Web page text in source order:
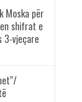
Moska për
shifrat e
3-vjeçare